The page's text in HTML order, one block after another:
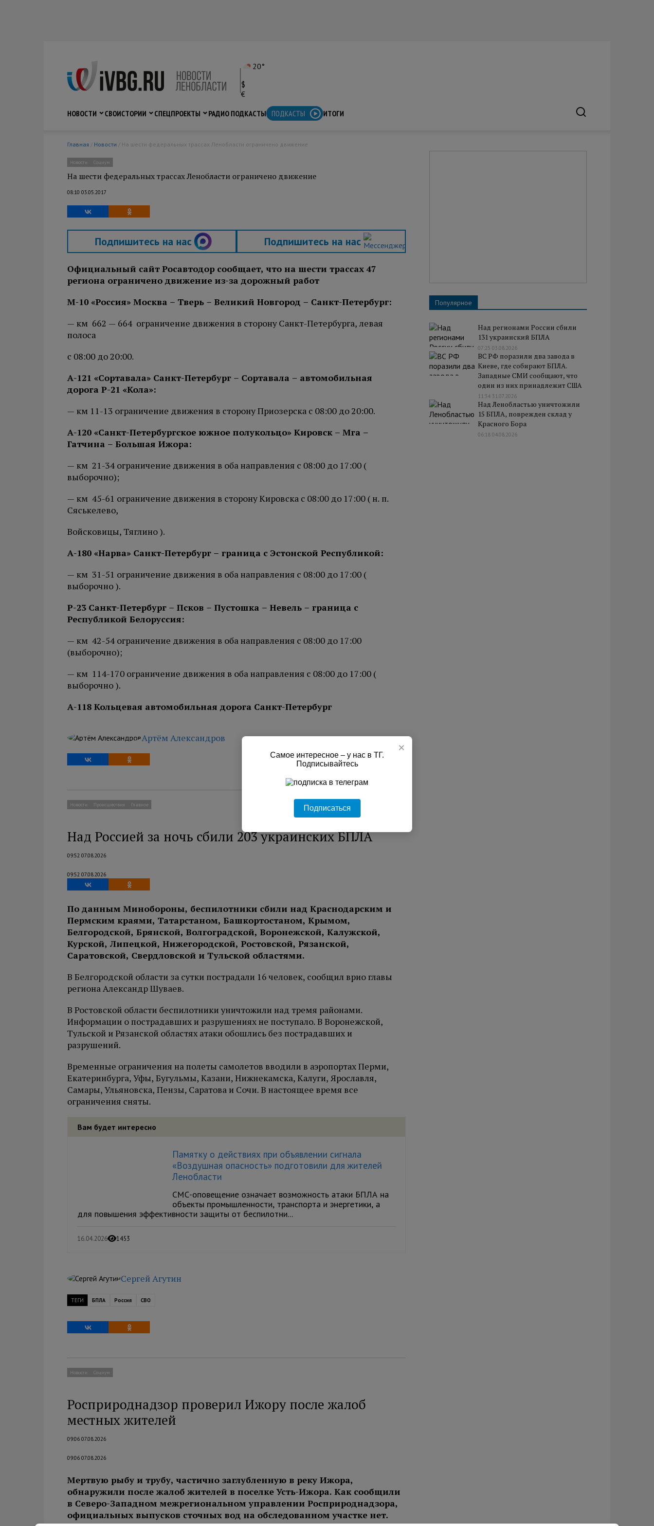
20°
$
€
НОВОСТИ
СВОИСТОРИИ СПЕЦПРОЕКТЫ РАДИО ПОДКАСТЫ ПОДКАСТЫ ИТОГИ
Главная / Новости / На шести федеральных трассах Ленобласти ограничено движение
Новости Социум
На шести федеральных трассах Ленобласти ограничено движение
08:10 03.05.2017
Подпишитесь на нас Подпишитесь на нас
Официальный сайт Росавтодор сообщает, что на шести трассах 47
региона ограничено движение из-за дорожный работ
М-10 «Россия» Москва – Тверь – Великий Новгород – Санкт-Петербург:
— км 662 — 664 ограничение движения в сторону Санкт-Петербурга, левая
полоса
с 08:00 до 20:00.
А-121 «Сортавала» Санкт-Петербург – Сортавала – автомобильная
дорога Р-21 «Кола»:
— км 11-13 ограничение движения в сторону Приозерска с 08:00 до 20:00.
А-120 «Санкт-Петербургское южное полукольцо» Кировск – Мга –
Гатчина – Большая Ижора:
— км 21-34 ограничение движения в оба направления с 08:00 до 17:00 (
выборочно);
— км 45-61 ограничение движения в сторону Кировска с 08:00 до 17:00 ( н. п.
Сяськелево,
Войсковицы, Тяглино ).
А-180 «Нарва» Санкт-Петербург – граница с Эстонской Республикой:
— км 31-51 ограничение движения в оба направления с 08:00 до 17:00 (
выборочно ).
Р-23 Санкт-Петербург – Псков – Пустошка – Невель – граница с
Республикой Белоруссия:
— км 42-54 ограничение движения в оба направления с 08:00 до 17:00
(выборочно);
— км 114-170 ограничение движения в оба направления с 08:00 до 17:00 (
выборочно ).
А-118 Кольцевая автомобильная дорога Санкт-Петербург
Артём Александров
Новости Происшествия Главное
Над Россией за ночь сбили 203 украинских БПЛА
09:52 07.08.2026
09:52 07.08.2026
По данным Минобороны, беспилотники сбили над Краснодарским и
Пермским краями, Татарстаном, Башкортостаном, Крымом,
Белгородской, Брянской, Волгоградской, Воронежской, Калужской,
Курской, Липецкой, Нижегородской, Ростовской, Рязанской,
Саратовской, Свердловской и Тульской областями.
В Белгородской области за сутки пострадали 16 человек, сообщил врио главы
региона Александр Шуваев.
В Ростовской области беспилотники уничтожили над тремя районами.
Информации о пострадавших и разрушениях не поступало. В Воронежской,
Тульской и Рязанской областях атаки обошлись без пострадавших и
разрушений.
Временные ограничения на полеты самолетов вводили в аэропортах Перми,
Екатеринбурга, Уфы, Бугульмы, Казани, Нижнекамска, Калуги, Ярославля,
Самары, Ульяновска, Пензы, Саратова и Сочи. В настоящее время все
ограничения сняты.
Вам будет интересно
Памятку о действиях при объявлении сигнала
«Воздушная опасность» подготовили для жителей
Ленобласти
СМС-оповещение означает возможность атаки БПЛА на
объекты промышленности, транспорта и энергетики, а
для повышения эффективности защиты от беспилотни...
16.04.2026 1453
Сергей Агутин
ТЕГИ БПЛА Россия СВО
Новости Социум
Росприроднадзор проверил Ижору после жалоб
местных жителей
09:06 07.08.2026
09:06 07.08.2026
Мертвую рыбу и трубу, частично заглубленную в реку Ижора,
обнаружили после жалоб жителей в поселке Усть-Ижора. Как сообщили
в Северо-Западном межрегиональном управлении Росприроднадзора,
официальных выпусков сточных вод на обследованном участке нет.
Популярное
Над регионами России сбили
131 украинский БПЛА
07:25 03.08.2026
ВС РФ поразили два завода в
Киеве, где собирают БПЛА.
Западные СМИ сообщают, что
один из них принадлежит США
11:34 31.07.2026
Над Ленобластью уничтожили
15 БПЛА, поврежден склад у
Красного Бора
06:18 04.08.2026
×
Самое интересное – у нас в ТГ.
Подписывайтесь
Подписаться